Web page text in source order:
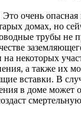
очень опасная
домах, но
трубы не
некоторых
а также их
вставки. В
в доме может